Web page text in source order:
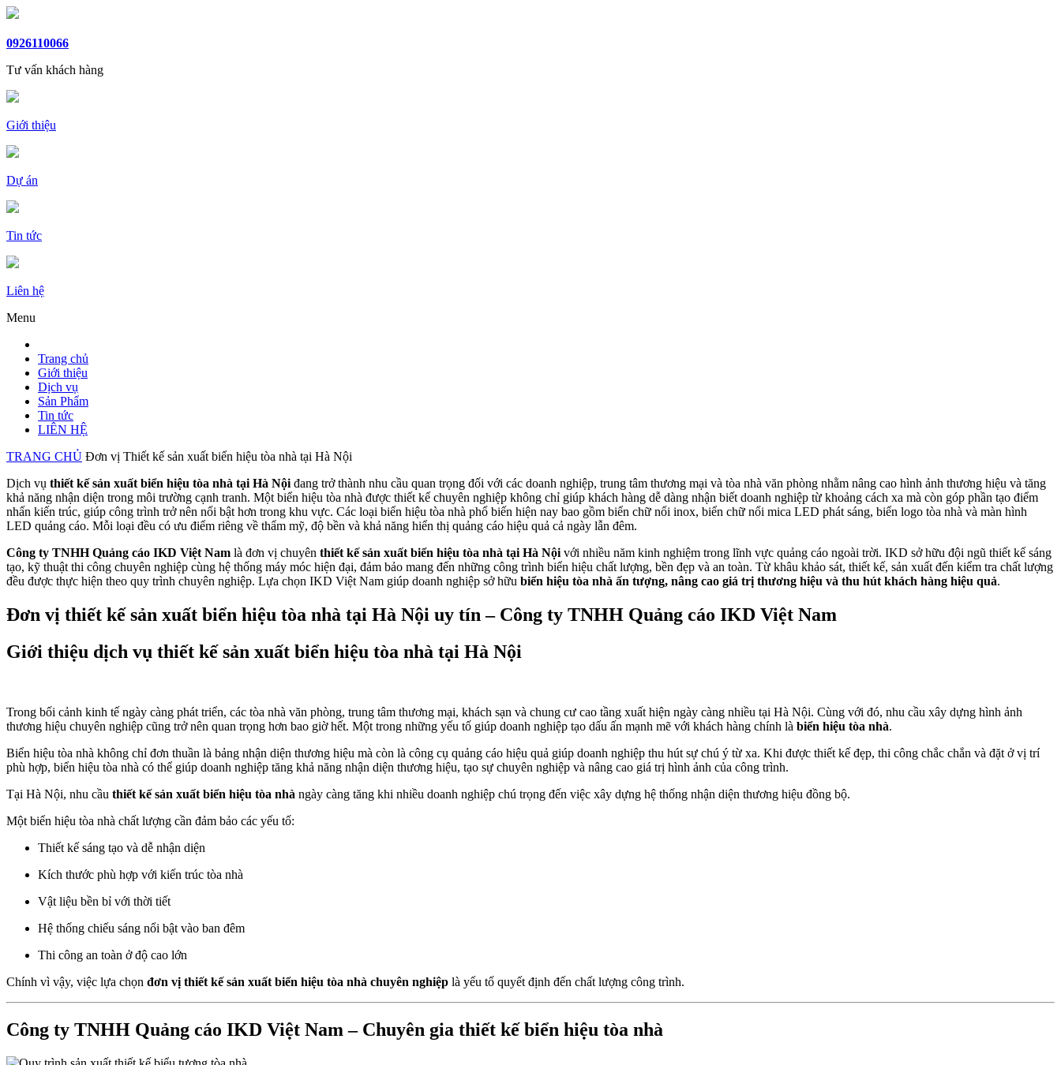
0926110066
Tư vấn khách hàng
Giới thiệu
Dự án
Tin tức
Liên hệ
Menu
Trang chủ
Giới thiệu
Dịch vụ
Sản Phẩm
Tin tức
LIÊN HỆ
TRANG CHỦ Đơn vị Thiết kế sản xuất biển hiệu tòa nhà tại Hà Nội
Dịch vụ thiết kế sản xuất biển hiệu tòa nhà tại Hà Nội đang trở thành nhu cầu quan trọng đối với các doanh nghiệp, trung tâm thương mại và tòa nhà văn phòng nhằm nâng cao hình ảnh thương hiệu và tăng
khả năng nhận diện trong môi trường cạnh tranh. Một biển hiệu tòa nhà được thiết kế chuyên nghiệp không chỉ giúp khách hàng dễ dàng nhận biết doanh nghiệp từ khoảng cách xa mà còn góp phần tạo điểm
nhấn kiến trúc, giúp công trình trở nên nổi bật hơn trong khu vực. Các loại biển hiệu tòa nhà phổ biến hiện nay bao gồm biển chữ nổi inox, biển chữ nổi mica LED phát sáng, biển logo tòa nhà và màn hình
LED quảng cáo. Mỗi loại đều có ưu điểm riêng về thẩm mỹ, độ bền và khả năng hiển thị quảng cáo hiệu quả cả ngày lẫn đêm.
Công ty TNHH Quảng cáo IKD Việt Nam là đơn vị chuyên thiết kế sản xuất biển hiệu tòa nhà tại Hà Nội với nhiều năm kinh nghiệm trong lĩnh vực quảng cáo ngoài trời. IKD sở hữu đội ngũ thiết kế sáng
tạo, kỹ thuật thi công chuyên nghiệp cùng hệ thống máy móc hiện đại, đảm bảo mang đến những công trình biển hiệu chất lượng, bền đẹp và an toàn. Từ khâu khảo sát, thiết kế, sản xuất đến kiểm tra chất lượng
đều được thực hiện theo quy trình chuyên nghiệp. Lựa chọn IKD Việt Nam giúp doanh nghiệp sở hữu biển hiệu tòa nhà ấn tượng, nâng cao giá trị thương hiệu và thu hút khách hàng hiệu quả.
Đơn vị thiết kế sản xuất biển hiệu tòa nhà tại Hà Nội uy tín – Công ty TNHH Quảng cáo IKD Việt Nam
Giới thiệu dịch vụ thiết kế sản xuất biển hiệu tòa nhà tại Hà Nội
Trong bối cảnh kinh tế ngày càng phát triển, các tòa nhà văn phòng, trung tâm thương mại, khách sạn và chung cư cao tầng xuất hiện ngày càng nhiều tại Hà Nội. Cùng với đó, nhu cầu xây dựng hình ảnh
thương hiệu chuyên nghiệp cũng trở nên quan trọng hơn bao giờ hết. Một trong những yếu tố giúp doanh nghiệp tạo dấu ấn mạnh mẽ với khách hàng chính là biển hiệu tòa nhà.
Biển hiệu tòa nhà không chỉ đơn thuần là bảng nhận diện thương hiệu mà còn là công cụ quảng cáo hiệu quả giúp doanh nghiệp thu hút sự chú ý từ xa. Khi được thiết kế đẹp, thi công chắc chắn và đặt ở vị trí
phù hợp, biển hiệu tòa nhà có thể giúp doanh nghiệp tăng khả năng nhận diện thương hiệu, tạo sự chuyên nghiệp và nâng cao giá trị hình ảnh của công trình.
Tại Hà Nội, nhu cầu thiết kế sản xuất biển hiệu tòa nhà ngày càng tăng khi nhiều doanh nghiệp chú trọng đến việc xây dựng hệ thống nhận diện thương hiệu đồng bộ.
Một biển hiệu tòa nhà chất lượng cần đảm bảo các yếu tố:
Thiết kế sáng tạo và dễ nhận diện
Kích thước phù hợp với kiến trúc tòa nhà
Vật liệu bền bỉ với thời tiết
Hệ thống chiếu sáng nổi bật vào ban đêm
Thi công an toàn ở độ cao lớn
Chính vì vậy, việc lựa chọn đơn vị thiết kế sản xuất biển hiệu tòa nhà chuyên nghiệp là yếu tố quyết định đến chất lượng công trình.
Công ty TNHH Quảng cáo IKD Việt Nam – Chuyên gia thiết kế biển hiệu tòa nhà